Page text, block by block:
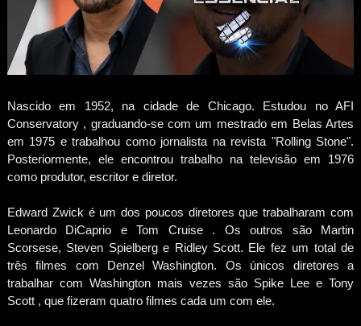
Nascido em 1952, na cidade de Chicago. Estudou no AFI
Conservatory , graduando-se com um mestrado em Belas Artes
em 1975 e trabalhou como jornalista na revista "Rolling Stone".
Posteriormente, ele encontrou trabalho na televisão em 1976
como produtor, escritor e diretor.
Edward Zwick é um dos poucos diretores que trabalharam com
Leonardo DiCaprio e Tom Cruise . Os outros são Martin
Scorsese, Steven Spielberg e Ridley Scott. Ele fez um total de
três filmes com Denzel Washington. Os únicos diretores a
trabalhar com Washington mais vezes são Spike Lee e Tony
Scott , que fizeram quatro filmes cada um com ele.